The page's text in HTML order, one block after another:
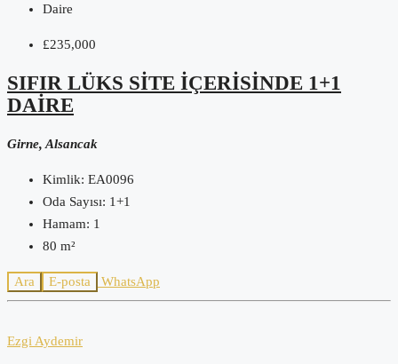
Daire
£235,000
SIFIR LÜKS SITE İÇERISINDE 1+1
DAIRE
Girne, Alsancak
Kimlik: EA0096
Oda Sayısı: 1+1
Hamam: 1
80 m²
Ara E-posta WhatsApp
Ezgi Aydemir